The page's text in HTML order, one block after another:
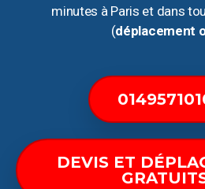
minutes à Paris et dans
(déplacement
DEVIS ET